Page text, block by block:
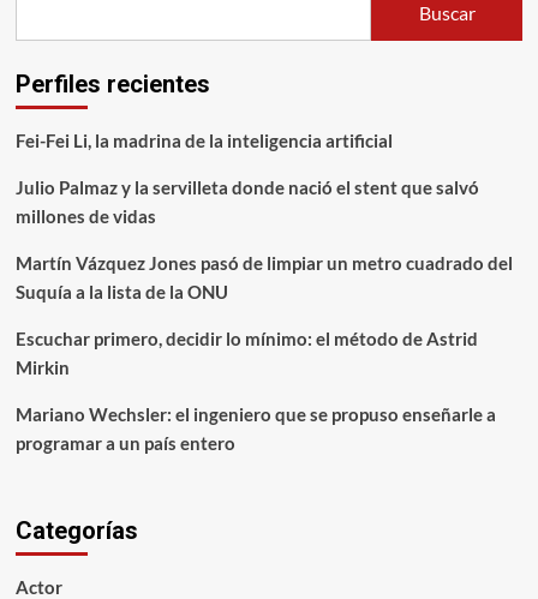
Buscar
Perfiles recientes
Fei-Fei Li, la madrina de la inteligencia artificial
Julio Palmaz y la servilleta donde nació el stent que salvó
millones de vidas
Martín Vázquez Jones pasó de limpiar un metro cuadrado del
Suquía a la lista de la ONU
Escuchar primero, decidir lo mínimo: el método de Astrid
Mirkin
Mariano Wechsler: el ingeniero que se propuso enseñarle a
programar a un país entero
Categorías
Actor